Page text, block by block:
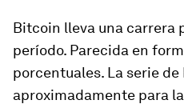
Bitcoin lleva una carrera
período. Parecida en
porcentuales. La serie de
aproximadamente para